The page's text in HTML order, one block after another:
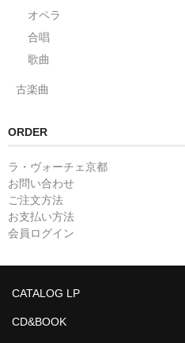
オペラ
合唱
歌曲
古楽曲
ORDER
ラ・ヴォーチェ京都
お問い合わせ
ご注文方法
お支払い方法
会員ログイン
CATALOG LP
CD&BOOK